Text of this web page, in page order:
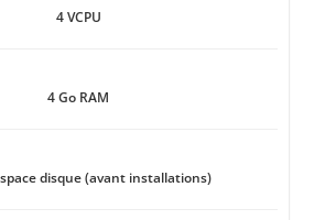
4 VCPU
4 Go RAM
disque (avant installations)